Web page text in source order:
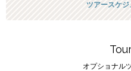
ツアースケ
オプショナル